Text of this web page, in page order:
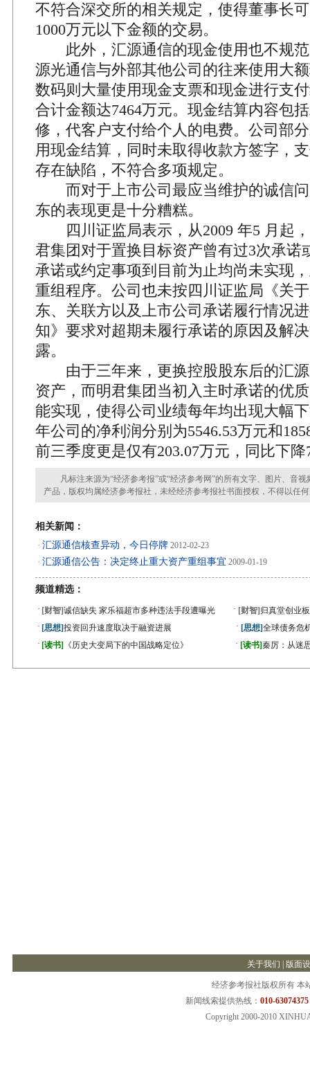
不符合深交所的相关规定，使得董事长
1000万元以下金额的交易。
此外，汇源通信的现金使用也不规范
源光通信与外部其他公司的往来使用大
数码则大量使用现金支票和现金进行支
合计金额达7464万元。现金结算内容包
修，代客户支付给个人的电费。公司部
用现金结算，同时未取得收款方签字，
存在缺陷，不符合多项规定。
而对于上市公司最应当维护的诚信问
东的表现更是十分糟糕。
四川证监局表示，从2009 年5 月起
君集团对于置换目标资产曾有过3次承诺
承诺或约定事项到目前为止均尚未实现
重组程序。公司也未按四川证监局《关
东、关联方以及上市公司承诺履行情况
知》要求对超期未履行承诺的原因及解
露。
由于三年来，更换控股股东后的汇源
资产，而明君集团当初入主时承诺的优
能实现，使得公司业绩每年均出现大幅
年公司的净利润分别为5546.53万元和
前三季度更是仅有203.07万元，同比下降
凡标注来源为“经济参考报”或“经济参考网”的所有文字、图片、音视
产品，版权均属经济参考报社，未经经济参考报社书面授权，不得以任
相关新闻：
· 汇源通信核查异动，今日停牌 2012-02-23
· 汇源通信公告：决定终止重大资产重组事宜 2009-01-19
频道精选：
· [财智]诚信缺失 家乐福超市多种违法手段遭曝光 · [财智] 归真堂创业
· [思想]投资回升速度取决于融资进展 · [思想]全球债务危
· [读书] 《历史大变局下的中国战略定位》 · [读书]秦厉：从迷
关于我们 版面
经济参考报社版权所有 本
新闻线索提供热线： 010-
Copyright 2000-2010